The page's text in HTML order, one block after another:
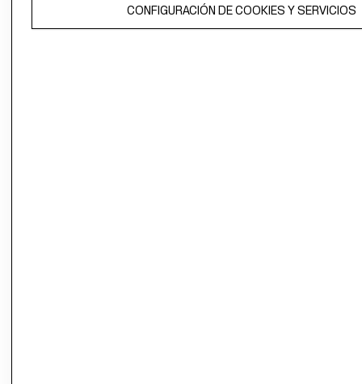
CONFIGURACIÓN DE COOKIES Y SERVICIOS